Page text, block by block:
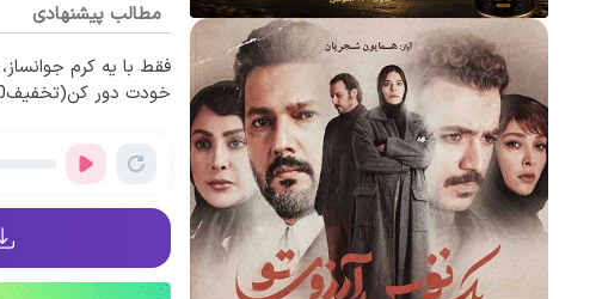
مطالب پیشنهادی
فقط با یه کرم
خودت دور کن(تخفیف50%)